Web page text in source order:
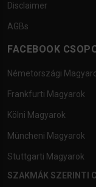
Disclaimer
AGBs
FACEBOOK
Németországi
Frankfurti Magyarok
Kölni Magyarok
Müncheni Magyarok
Stuttgarti Magyarok
SZAKMÁK SZERINTI